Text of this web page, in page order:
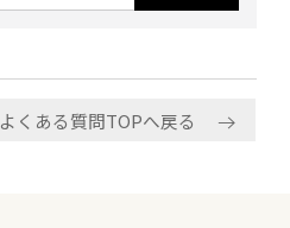
よくある質問TOPへ戻る